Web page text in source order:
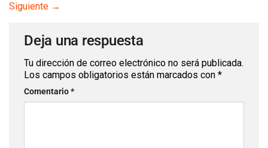
Siguiente →
Deja una respuesta
Tu dirección de correo electrónico no será publicada.
Los campos obligatorios están marcados con *
Comentario*